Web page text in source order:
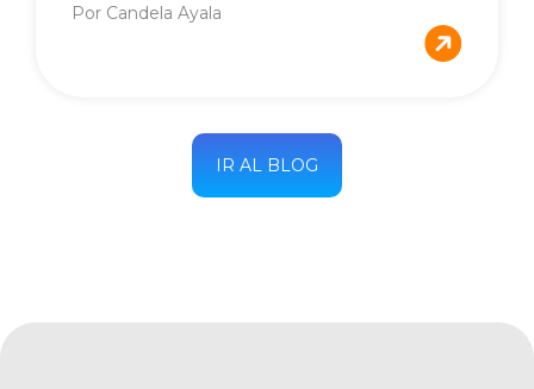
Por Candela Ayala
IR AL BLOG